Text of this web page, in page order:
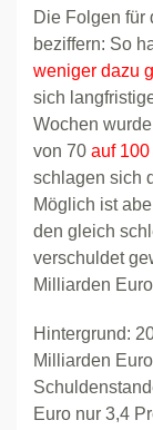
Die Folgen für
beziffern: So
weniger dazu
sich
Wochen
von 70 auf
schlagen sich
Möglich ist
den gleich
verschuldet
Milliarden
Hintergrund:
Milliarden
Euro nur 3,4